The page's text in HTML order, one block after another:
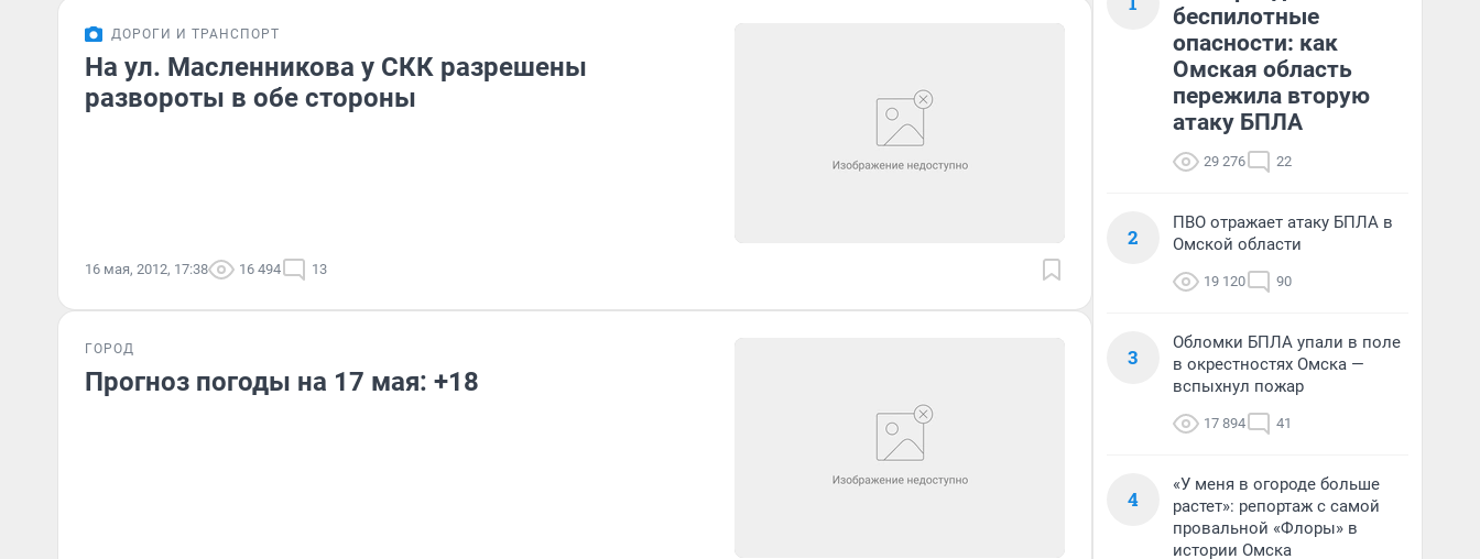
ДОРОГИ И ТРАНСПОРТ
На ул. Масленникова у СКК разрешены
развороты в обе стороны
16 мая, 2012, 17:38 16 494 13
ГОРОД
Прогноз погоды на 17 мая: +18
беспилотные
опасности: как
Омская область
пережила вторую
атаку БПЛА
29 276 22
2
ПВО отражает атаку БПЛА в
Омской области
19 120 90
3
Обломки БПЛА упали в поле
в окрестностях Омска —
вспыхнул пожар
17 894 41
4
«У меня в огороде больше
растет»: репортаж с самой
провальной «Флоры» в
истории Омска